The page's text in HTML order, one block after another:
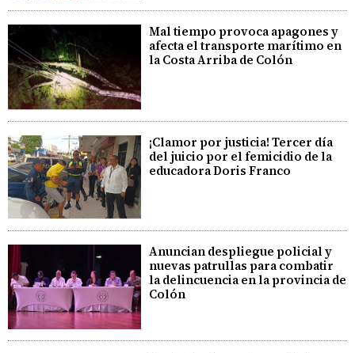
Mal tiempo provoca apagones y
afecta el transporte marítimo en
la Costa Arriba de Colón
¡Clamor por justicia! Tercer día
del juicio por el femicidio de la
educadora Doris Franco
Anuncian despliegue policial y
nuevas patrullas para combatir
la delincuencia en la provincia de
Colón